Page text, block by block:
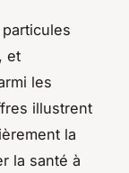
et
les
illustrent
la
la santé à